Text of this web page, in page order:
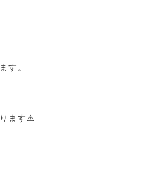
す。
ます⚠️